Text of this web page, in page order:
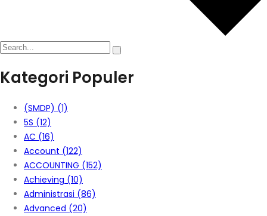
Kategori Populer
(SMDP) (1)
5S (12)
AC (16)
Account (122)
ACCOUNTING (152)
Achieving (10)
Administrasi (86)
Advanced (20)